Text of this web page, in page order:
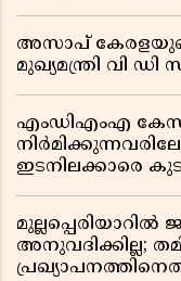
അസാപ്
മുഖ്യമന്ത്രി വി
എംഡിഎംഎ
ഇടനിലക്കാരെ
അനുവദിക്കില്ല;